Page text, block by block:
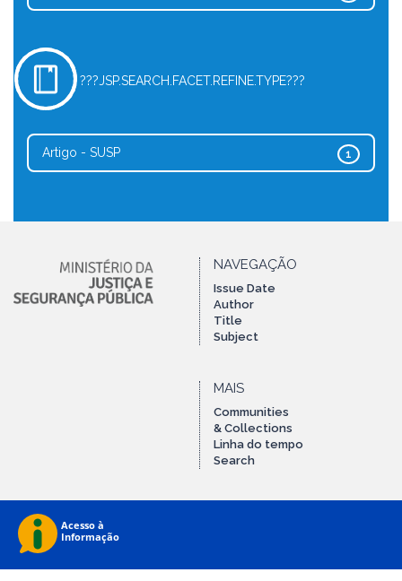
???JSP.SEARCH.FACET.REFINE.TYPE???
1
Artigo - SUSP
NAVEGAÇÃO
Issue Date
Author
Title
Subject
MAIS
Communities
& Collections
Linha do tempo
Search